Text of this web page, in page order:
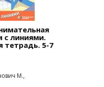
с линиями.
тетрадь. 5-7
М.,